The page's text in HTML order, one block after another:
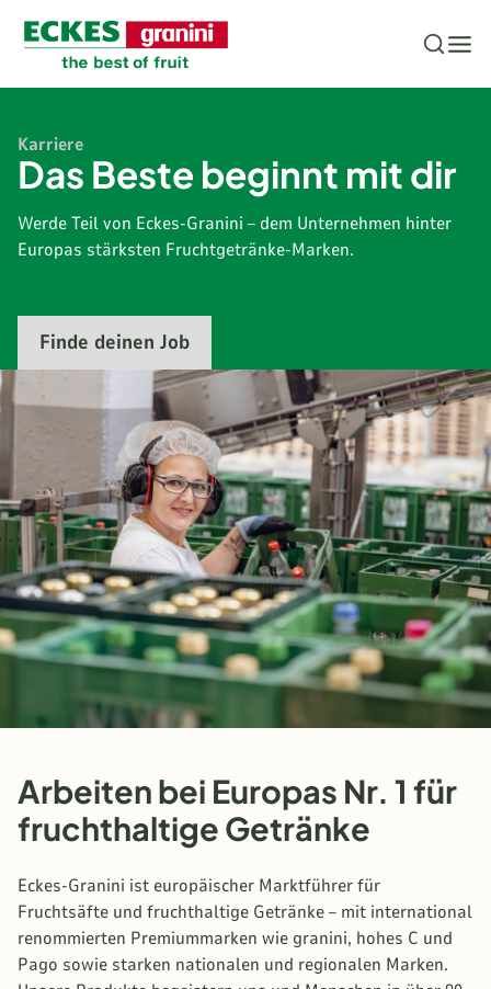
Zum Inhalt springen
Karriere
Das Beste beginnt mit dir
Werde Teil von Eckes-Granini – dem Unternehmen hinter
Europas stärksten Fruchtgetränke-Marken.
Finde deinen Job
Arbeiten bei Europas Nr. 1 für
fruchthaltige Getränke
Eckes-Granini ist europäischer Marktführer für
Fruchtsäfte und fruchthaltige Getränke – mit international
renommierten Premiummarken wie granini, hohes C und
Pago sowie starken nationalen und regionalen Marken.